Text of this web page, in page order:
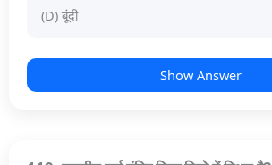
(D) बूंदी
Show Answer